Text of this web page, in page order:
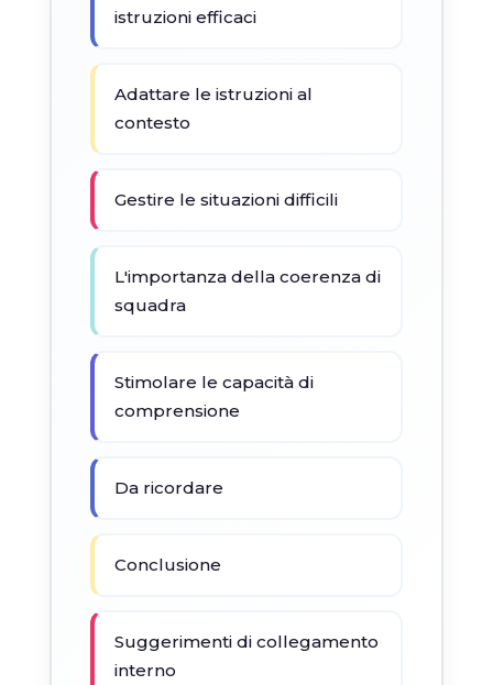
istruzioni efficaci
Adattare le istruzioni al
contesto
Gestire le situazioni difficili
L'importanza della coerenza di
squadra
Stimolare le capacità di
comprensione
Da ricordare
Conclusione
Suggerimenti di collegamento
interno